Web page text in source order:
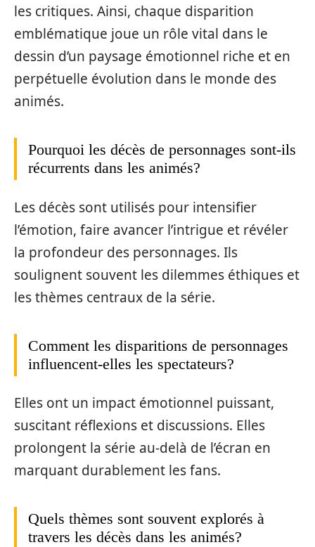
les critiques. Ainsi, chaque disparition
emblématique joue un rôle vital dans le
dessin d’un paysage émotionnel riche et en
perpétuelle évolution dans le monde des
animés.
Pourquoi les décès de personnages sont-ils
récurrents dans les animés?
Les décès sont utilisés pour intensifier
l’émotion, faire avancer l’intrigue et révéler
la profondeur des personnages. Ils
soulignent souvent les dilemmes éthiques et
les thèmes centraux de la série.
Comment les disparitions de personnages
influencent-elles les spectateurs?
Elles ont un impact émotionnel puissant,
suscitant réflexions et discussions. Elles
prolongent la série au-delà de l’écran en
marquant durablement les fans.
Quels thèmes sont souvent explorés à
travers les décès dans les animés?